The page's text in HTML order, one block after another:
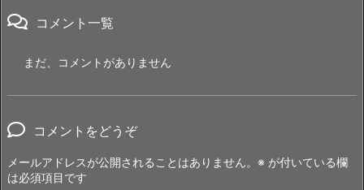
コメント一覧
まだ、コメントがありません
コメントをどうぞ
メールアドレスが公開されることはありません。 ※ が付いている欄
は必須項目です